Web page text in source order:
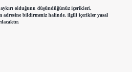
olduğunu düşündüğünüz içerikleri,
adresine bildirmeniz halinde, ilgili içerikler yasal